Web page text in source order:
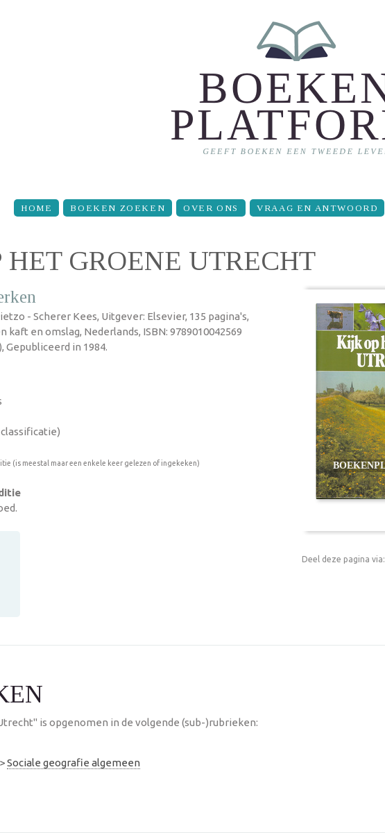
HOME BOEKEN ZOEKEN OVER ONS VRAAG EN ANTWOORD
HET GROENE UTRECHT
- Scherer Kees, Uitgever: Elsevier, 135 pagina's,
kaft en omslag, Nederlands, ISBN: 9789010042569
Gepubliceerd in 1984.
(is meestal maar een enkele keer gelezen of ingekeken)
Deel deze pagina via:
is opgenomen in de volgende (sub-)rubrieken:
>Sociale geografie algemeen